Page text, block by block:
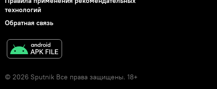
технологий
Обратная связь
© 2026 Sputnik Все права защищены. 18+